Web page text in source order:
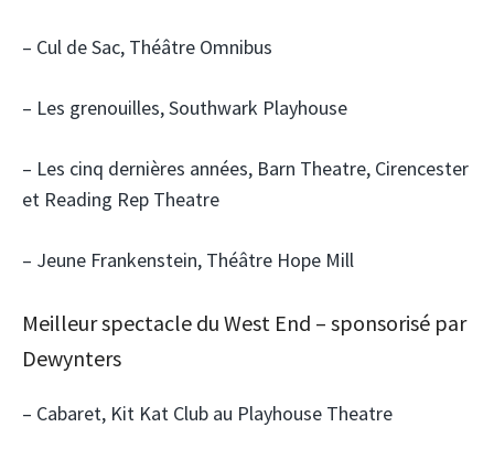
– Cul de Sac, Théâtre Omnibus
– Les grenouilles, Southwark Playhouse
– Les cinq dernières années, Barn Theatre, Cirencester
et Reading Rep Theatre
– Jeune Frankenstein, Théâtre Hope Mill
Meilleur spectacle du West End – sponsorisé par
Dewynters
– Cabaret, Kit Kat Club au Playhouse Theatre